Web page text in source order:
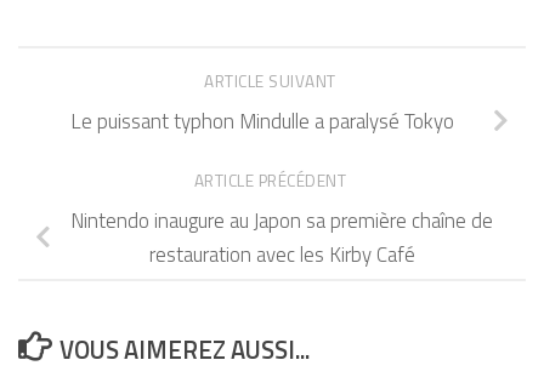
ARTICLE SUIVANT
Le puissant typhon Mindulle a paralysé Tokyo
ARTICLE PRÉCÉDENT
Nintendo inaugure au Japon sa première chaîne de
restauration avec les Kirby Café
VOUS AIMEREZ AUSSI...